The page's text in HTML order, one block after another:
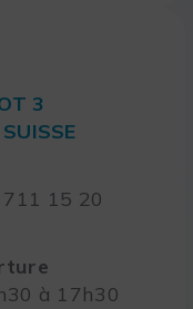
3
15 20
à 17h30